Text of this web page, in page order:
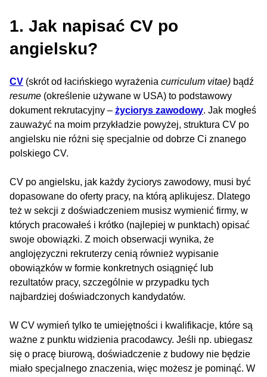
1. Jak napisać CV po
angielsku?
CV (skrót od łacińskiego wyrażenia curriculum vitae) bądź
resume (określenie używane w USA) to podstawowy
dokument rekrutacyjny – życiorys zawodowy. Jak mogłeś
zauważyć na moim przykładzie powyżej, struktura CV po
angielsku nie różni się specjalnie od dobrze Ci znanego
polskiego CV.
CV po angielsku, jak każdy życiorys zawodowy, musi być
dopasowane do oferty pracy, na którą aplikujesz. Dlatego
też w sekcji z doświadczeniem musisz wymienić firmy, w
których pracowałeś i krótko (najlepiej w punktach) opisać
swoje obowiązki. Z moich obserwacji wynika, że
anglojęzyczni rekruterzy cenią również wypisanie
obowiązków w formie konkretnych osiągnięć lub
rezultatów pracy, szczególnie w przypadku tych
najbardziej doświadczonych kandydatów.
W CV wymień tylko te umiejętności i kwalifikacje, które są
ważne z punktu widzienia pracodawcy. Jeśli np. ubiegasz
się o pracę biurową, doświadczenie z budowy nie będzie
miało specjalnego znaczenia, więc możesz je pominąć. W